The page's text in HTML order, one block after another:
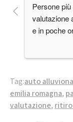
Persone
valutazione
e in poche
Tag:auto
emilia romagna,
valutazione, ritiro